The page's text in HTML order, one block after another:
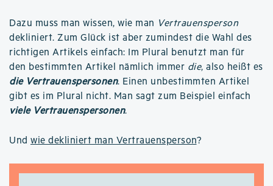
Dazu muss man wissen, wie man Vertrauensperson
dekliniert. Zum Glück ist aber zumindest die Wahl des
richtigen Artikels einfach: Im Plural benutzt man für
den bestimmten Artikel nämlich immer die, also heißt es
die Vertrauenspersonen. Einen unbestimmten Artikel
gibt es im Plural nicht. Man sagt zum Beispiel einfach
viele Vertrauenspersonen.
Und wie dekliniert man Vertrauensperson?